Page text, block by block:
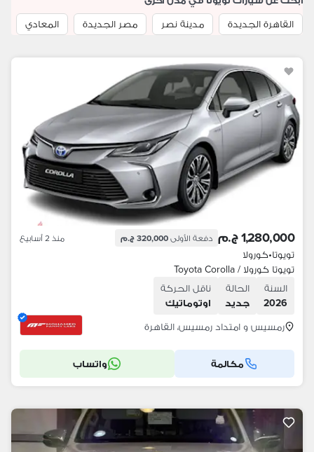
القاهرة الجديدة
مدينة نصر مصر الجديدة المعادي
1,280,000 ج.م دفعة الأولى 320,000 ج.م منذ 2 أسابيع
تويوتا•كورولا
تويوتا كورولا / Toyota Corolla
السنة
2026
الحالة
جديد
ناقل الحركة
اوتوماتيك
رمسيس و امتداد رمسيس، القاهرة
مكالمة واتساب